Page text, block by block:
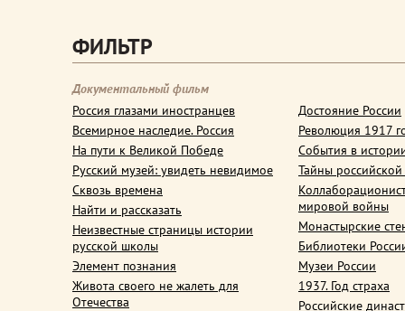
ФИЛЬТР
Документальный фильм
Россия глазами иностранцев
Всемирное наследие. Россия
На пути к Великой Победе
Русский музей: увидеть невидимое
Сквозь времена
Найти и рассказать
Неизвестные страницы истории
русской школы
Элемент познания
Живота своего не жалеть для
Отечества
Достояние России
Революция 1917
События в
Тайны
мировой войны
Монастырские
Библиотеки
Музеи России
1937. Год страха
Российские